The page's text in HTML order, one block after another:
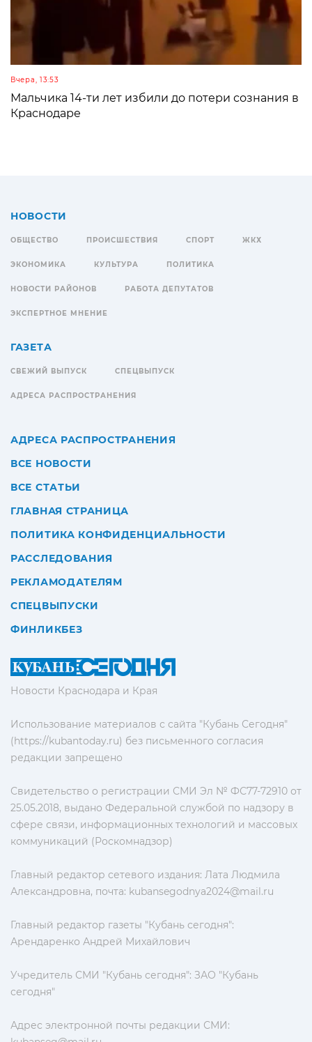
Вчера, 13:53
Мальчика 14-ти лет избили до потери сознания в
Краснодаре
Новости Краснодара и Края
Использование материалов с сайта "Кубань Сегодня"
(https://kubantoday.ru) без письменного согласия
редакции запрещено
Свидетельство о регистрации СМИ Эл № ФС77-72910 от
25.05.2018, выдано Федеральной службой по надзору в
сфере связи, информационных технологий и массовых
коммуникаций (Роскомнадзор)
Главный редактор сетевого издания: Лата Людмила
Александровна, почта: kubansegodnya2024@mail.ru
Главный редактор газеты "Кубань сегодня":
Арендаренко Андрей Михайлович
Учредитель СМИ "Кубань сегодня": ЗАО "Кубань
сегодня"
Адрес электронной почты редакции СМИ:
НОВОСТИ
ОБЩЕСТВО ПРОИСШЕСТВИЯ СПОРТ ЖКХ
ЭКОНОМИКА КУЛЬТУРА ПОЛИТИКА
НОВОСТИ РАЙОНОВ РАБОТА ДЕПУТАТОВ
ЭКСПЕРТНОЕ МНЕНИЕ
ГАЗЕТА
СВЕЖИЙ ВЫПУСК СПЕЦВЫПУСК
АДРЕСА РАСПРОСТРАНЕНИЯ
АДРЕСА РАСПРОСТРАНЕНИЯ
ВСЕ НОВОСТИ
ВСЕ СТАТЬИ
ГЛАВНАЯ СТРАНИЦА
ПОЛИТИКА КОНФИДЕНЦИАЛЬНОСТИ
РАССЛЕДОВАНИЯ
РЕКЛАМОДАТЕЛЯМ
СПЕЦВЫПУСКИ
ФИНЛИКБЕЗ